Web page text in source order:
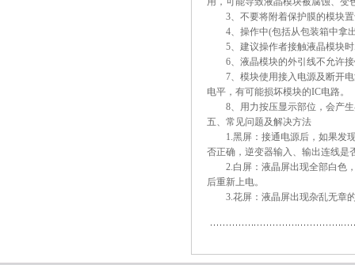
3、不要将附着保护膜的模块
4、操作中(包括从包装箱中拿
5、建议操作者接触液晶模块
6、液晶模块的外引线不允许
7、模块使用接入电源及断开电
电平，有可能损坏模块的IC电
8、用力按压显示部位，会产
五、常见问题及解决方法
1.黑屏：接通电源后，如果发现
否正确，逆变器输入、输出连线
2.白屏：液晶屏出现全部白色，
后重新上电。
3.花屏：液晶屏出现杂乱无章的